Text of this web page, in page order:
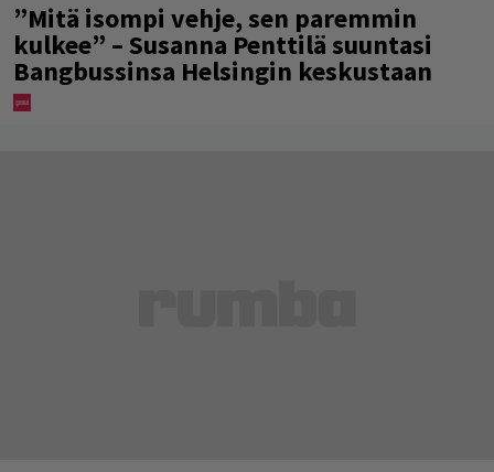
”Mitä isompi vehje, sen paremmin
kulkee” – Susanna Penttilä suuntasi
Bangbussinsa Helsingin keskustaan